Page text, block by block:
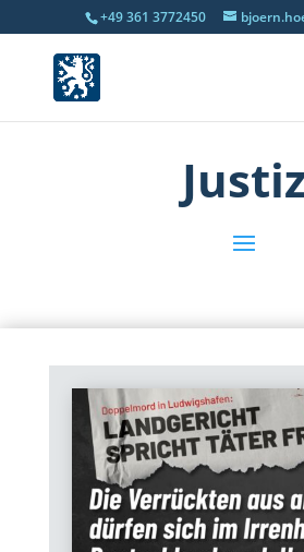
+49 361 3772450